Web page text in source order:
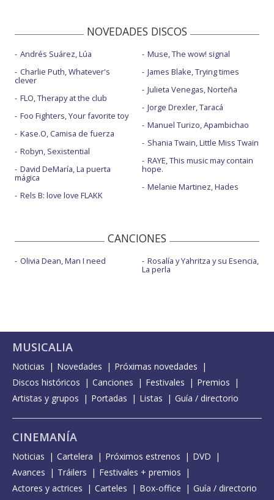
NOVEDADES DISCOS
Andrés Suárez, Lúa
Charlie Puth, Whatever's
clever
FLO, Therapy at the club
Foo Fighters, Your favorite toy
Kase.O, Camisa de fuerza
Robyn, Sexistential
David DeMaría, La puerta
mágica
Rels B: love love FLAKK
Muse, The wow! signal
James Blake, Trying times
Julieta Venegas, Norteña
Jorge Drexler, Taracá
Manuel Turizo, Apambichao
Shania Twain, Little Miss Twain
RAYE, This music may contain
hope.
Melanie Martinez, Hades
CANCIONES
Olivia Dean, Man I need Rosalía y Yahritza y su Esencia,
La perla
MUSICALIA
Noticias Novedades
Próximas novedades
Discos históricos
Canciones Festivales
Premios
Artistas y grupos
Portadas Listas Guía / directorio
CINEMANÍA
Noticias Cartelera Próximos estrenos
DVD
Avances
Tráilers
Festivales + premios
Actores y actrices
Carteles Box-office Guía / directorio